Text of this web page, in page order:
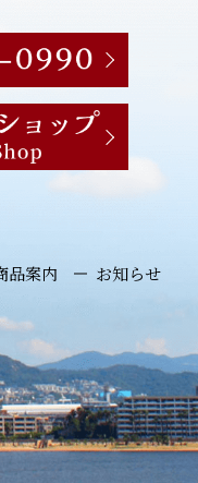
品案内
お知らせ